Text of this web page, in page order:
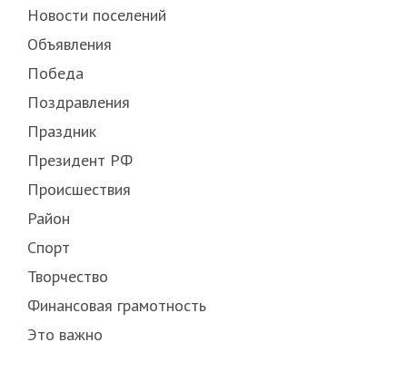
Новости поселений
Объявления
Победа
Поздравления
Праздник
Президент РФ
Происшествия
Район
Спорт
Творчество
Финансовая грамотность
Это важно